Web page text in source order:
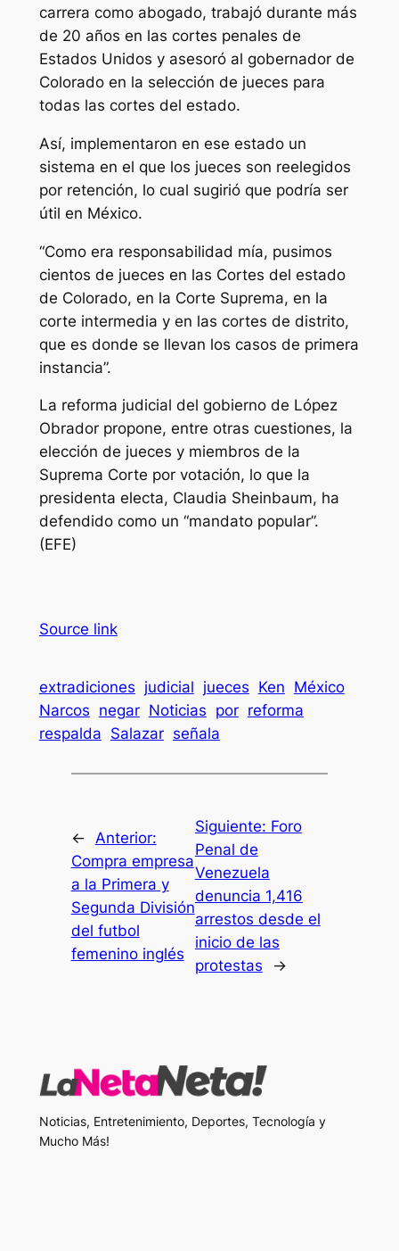
carrera como abogado, trabajó durante más
de 20 años en las cortes penales de
Estados Unidos y asesoró al gobernador de
Colorado en la selección de jueces para
todas las cortes del estado.
Así, implementaron en ese estado un
sistema en el que los jueces son reelegidos
por retención, lo cual sugirió que podría ser
útil en México.
“Como era responsabilidad mía, pusimos
cientos de jueces en las Cortes del estado
de Colorado, en la Corte Suprema, en la
corte intermedia y en las cortes de distrito,
que es donde se llevan los casos de primera
instancia”.
La reforma judicial del gobierno de López
Obrador propone, entre otras cuestiones, la
elección de jueces y miembros de la
Suprema Corte por votación, lo que la
presidenta electa, Claudia Sheinbaum, ha
defendido como un “mandato popular”.
(EFE)
Source link
extradiciones judicial jueces Ken México
Narcos negar Noticias por reforma
respalda Salazar señala
←
Anterior:
Compra empresa
a la Primera y
Segunda División
del futbol
femenino inglés
Siguiente: Foro
Penal de
Venezuela
denuncia 1,416
arrestos desde el
inicio de las
protestas
→
Noticias, Entretenimiento, Deportes, Tecnología y
Mucho Más!